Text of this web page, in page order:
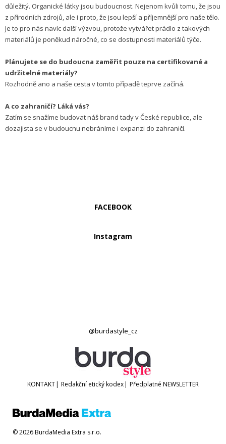
důležitý. Organické látky jsou budoucnost. Nejenom kvůli tomu, že jsou
z přírodních zdrojů, ale i proto, že jsou lepší a příjemnější pro naše tělo.
Je to pro nás navíc další výzvou, protože vytvářet prádlo z takových
materiálů je poněkud náročné, co se dostupnosti materiálů týče.
Plánujete se do budoucna zaměřit pouze na certifikované a
udržitelné materiály?
Rozhodně ano a naše cesta v tomto případě teprve začíná.
A co zahraničí? Láká vás?
Zatím se snažíme budovat náš brand tady v České republice, ale
dozajista se v budoucnu nebráníme i expanzi do zahraničí.
FACEBOOK
Instagram
@burdastyle_cz
KONTAKT| Redakční etický kodex| Předplatné NEWSLETTER
© 2026 BurdaMedia Extra s.r.o.